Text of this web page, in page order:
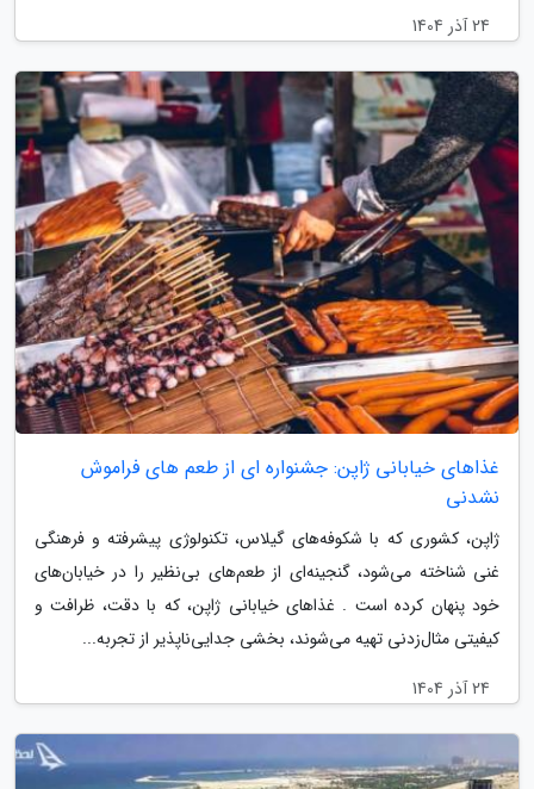
24 آذر 1404
غذاهای خیابانی ژاپن: جشنواره ای از طعم های فراموش
نشدنی
ژاپن، کشوری که با شکوفه‌های گیلاس، تکنولوژی پیشرفته و فرهنگی
غنی شناخته می‌شود، گنجینه‌ای از طعم‌های بی‌نظیر را در خیابان‌های
خود پنهان کرده است . غذاهای خیابانی ژاپن، که با دقت، ظرافت و
کیفیتی مثال‌زدنی تهیه می‌شوند، بخشی جدایی‌ناپذیر از تجربه...
24 آذر 1404